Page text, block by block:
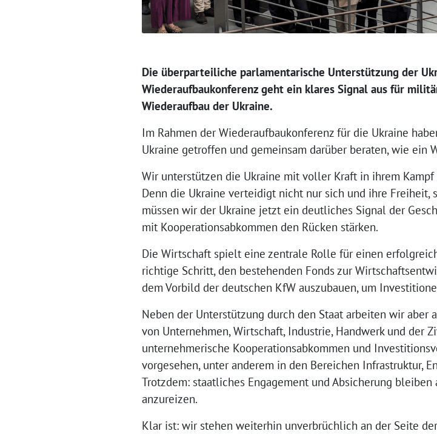
Die überparteiliche parlamentarische Unterstützung der
Wiederaufbaukonferenz geht ein klares Signal aus für
Wiederaufbau der Ukraine.
Im Rahmen der Wiederaufbaukonferenz für die Ukraine
Ukraine getroffen und gemeinsam darüber beraten, wie ein
Wir unterstützen die Ukraine mit voller Kraft in ihrem
Denn die Ukraine verteidigt nicht nur sich und ihre Freiheit,
müssen wir der Ukraine jetzt ein deutliches Signal der
mit Kooperationsabkommen den Rücken stärken.
Die Wirtschaft spielt eine zentrale Rolle für einen
richtige Schritt, den bestehenden Fonds zur
dem Vorbild der deutschen KfW auszubauen, um
Neben der Unterstützung durch den Staat arbeiten wir aber
von Unternehmen, Wirtschaft, Industrie, Handwerk und der
unternehmerische Kooperationsabkommen und
vorgesehen, unter anderem in den Bereichen Infrastruktur,
Trotzdem: staatliches Engagement und Absicherung
anzureizen.
Klar ist: wir stehen weiterhin unverbrüchlich an der Seite